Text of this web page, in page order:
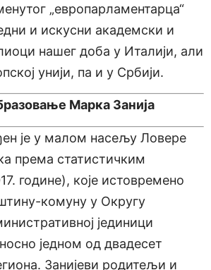
„европарламентарца“
и искусни академски и
нашег доба у Италији, али
унији, па и у Србији.
Марка Занија
је у малом насељу Ловере
према статистичким
године), које истовремено
комуну у Округу
јединици
једном од двадесет
Занијеви родитељи и